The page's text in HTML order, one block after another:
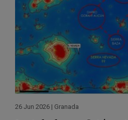
26 Jun 2026 | Granada